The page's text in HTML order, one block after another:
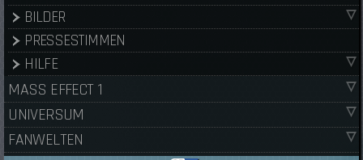
BILDER
PRESSESTIMMEN
HILFE
MASS EFFECT 1
UNIVERSUM
FANWELTEN